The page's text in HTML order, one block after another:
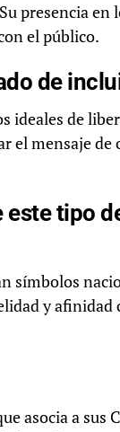
presencia en
el público.
de
ideales de
el mensaje
este tipo
símbolos
y
asocia a